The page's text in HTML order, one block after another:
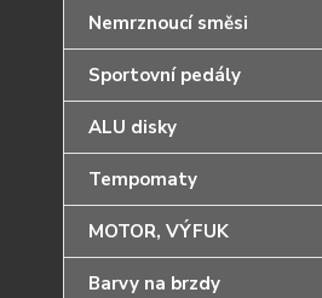
Nemrznoucí směsi
Sportovní pedály
ALU disky
Tempomaty
MOTOR, VÝFUK
Barvy na brzdy